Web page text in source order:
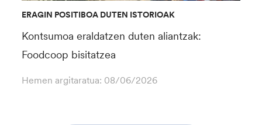
ERAGIN POSITIBOA DUTEN ISTORIOAK
Kontsumoa eraldatzen duten aliantzak:
Foodcoop bisitatzea
Hemen argitaratua: 08/06/2026